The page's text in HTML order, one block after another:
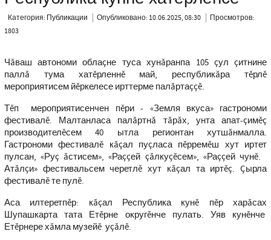
Категория: Публикации Опубликовано: 10.06.2025, 08:30
Просмотров:
1803
Чăваш автономи облаçне туса хунăранпа 105 çул çитнине
паллă тума хатĕрленнĕ май, республикăра тĕрлĕ
мероприятисем йĕркелесе ирттерме палăртаççĕ.
Тĕп мероприятисенчен пĕри - «Земля вкуса» гастрономи
фестивалĕ. Малтанласа палăртнă тăрăх, унта апат-çимĕç
производителĕсем 40 ытла регионтан хутшăнмалла.
Гастрономи фестивалĕ кăçал пуçласа пĕрремĕш хут иртет
пулсан, «Руç ăстисем», «Раççей çăлкуçĕсем», «Раççей чунĕ.
Атăлçи» фестивальсем черетлĕ хут кăçал та иртĕç. Çырла
фестивалĕ те пулĕ.
Аса илтеретпĕр: кăçал Республика кунĕ пĕр харăсах
Шупашкарта тата Етĕрне округĕнче пулать. Уяв кунĕнче
Етĕрнере хăмла музейĕ уçăлĕ.